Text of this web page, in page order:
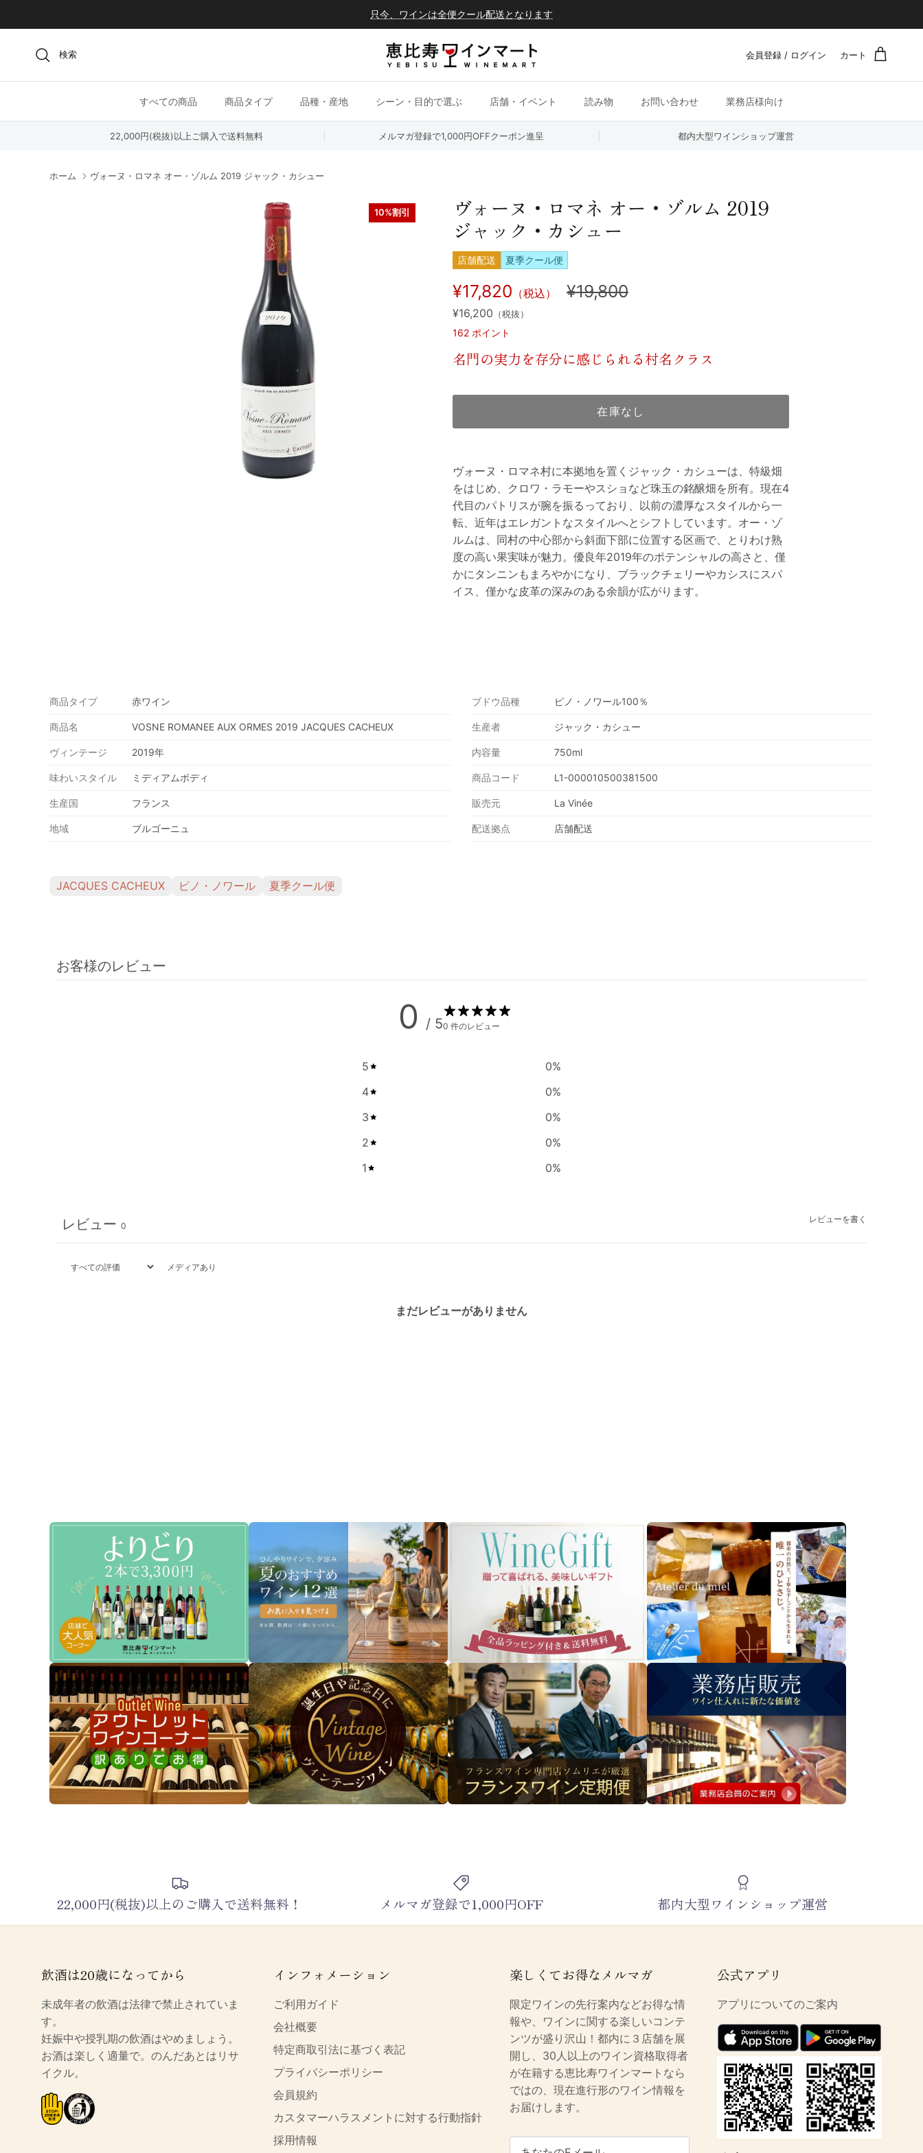
只今、ワインは全便クール配送となります
検索 会員登録 / ログイン カート
すべての商品 商品タイプ 品種・産地 シーン・目的で選ぶ 店舗・イベント 読み物 お問い合わせ 業務店様向け
22,000円(税抜)以上ご購入で送料無料 メルマガ登録で1,000円OFFクーポン進呈 都内大型ワインショップ運営
ホーム ヴォーヌ・ロマネ オー・ゾルム 2019 ジャック・カシュー
10%割引
ヴォーヌ・ロマネ オー・ゾルム 2019
ジャック・カシュー
店舗配送 夏季クール便
¥17,820 （税込） ¥19,800
¥16,200 （税抜）
162 ポイント
名門の実力を存分に感じられる村名クラス
在庫なし
ヴォーヌ・ロマネ村に本拠地を置くジャック・カシューは、特級畑
をはじめ、クロワ・ラモーやスショなど珠玉の銘醸畑を所有。現在4
代目のパトリスが腕を振るっており、以前の濃厚なスタイルから一
転、近年はエレガントなスタイルへとシフトしています。オー・ゾ
ルムは、同村の中心部から斜面下部に位置する区画で、とりわけ熟
度の高い果実味が魅力。優良年2019年のポテンシャルの高さと、僅
かにタンニンもまろやかになり、ブラックチェリーやカシスにスパ
イス、僅かな皮革の深みのある余韻が広がります。
商品タイプ 赤ワイン
商品名 VOSNE ROMANEE AUX ORMES 2019 JACQUES CACHEUX
ヴィンテージ 2019年
味わいスタイル ミディアムボディ
生産国 フランス
地域 ブルゴーニュ
ブドウ品種 ピノ・ノワール100％
生産者 ジャック・カシュー
内容量 750ml
商品コード L1-000010500381500
販売元 La Vinée
配送拠点 店舗配送
JACQUES CACHEUX ピノ・ノワール 夏季クール便
お客様のレビュー
0 / 50 件のレビュー
5 0%
4
0%
3
0%
2
0%
1
0%
レビューを書く
レビュー 0
メディアあり
まだレビューがありません
22,000円(税抜)以上のご購入で送料無料！ メルマガ登録で1,000円OFF 都内大型ワインショップ運営
飲酒は20歳になってから
未成年者の飲酒は法律で禁止されていま
す。
妊娠中や授乳期の飲酒はやめましょう。
お酒は楽しく適量で。のんだあとはリサ
イクル。
インフォメーション
ご利用ガイド
会社概要
特定商取引法に基づく表記
プライバシーポリシー
会員規約
カスタマーハラスメントに対する行動指針
採用情報
楽しくてお得なメルマガ
限定ワインの先行案内などお得な情
報や、ワインに関する楽しいコンテ
ンツが盛り沢山！都内に３店舗を展
開し、30人以上のワイン資格取得者
が在籍する恵比寿ワインマートなら
ではの、現在進行形のワイン情報を
お届けします。
公式アプリ
アプリについてのご案内